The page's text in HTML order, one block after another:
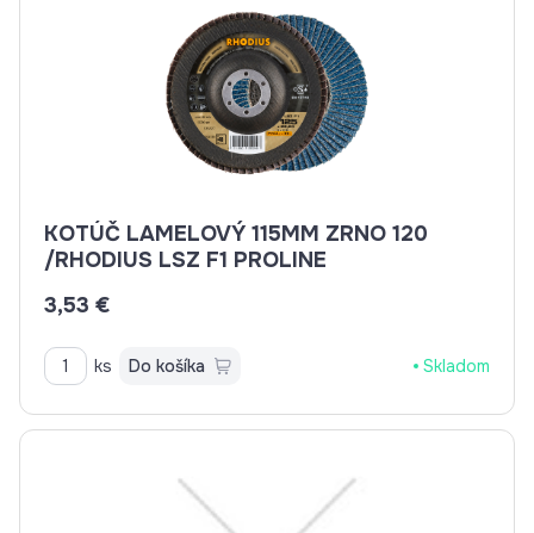
KOTÚČ LAMELOVÝ 115MM ZRNO 120
/RHODIUS LSZ F1 PROLINE
3,53 €
ks Do košíka Skladom